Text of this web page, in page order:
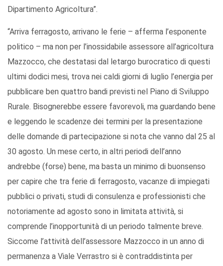
Dipartimento Agricoltura”.
“Arriva ferragosto, arrivano le ferie – afferma l’esponente
politico – ma non per l’inossidabile assessore all’agricoltura
Mazzocco, che destatasi dal letargo burocratico di questi
ultimi dodici mesi, trova nei caldi giorni di luglio l’energia per
pubblicare ben quattro bandi previsti nel Piano di Sviluppo
Rurale. Bisognerebbe essere favorevoli, ma guardando bene
e leggendo le scadenze dei termini per la presentazione
delle domande di partecipazione si nota che vanno dal 25 al
30 agosto. Un mese certo, in altri periodi dell’anno
andrebbe (forse) bene, ma basta un minimo di buonsenso
per capire che tra ferie di ferragosto, vacanze di impiegati
pubblici o privati, studi di consulenza e professionisti che
notoriamente ad agosto sono in limitata attività, si
comprende l’inopportunità di un periodo talmente breve.
Siccome l’attività dell’assessore Mazzocco in un anno di
permanenza a Viale Verrastro si è contraddistinta per